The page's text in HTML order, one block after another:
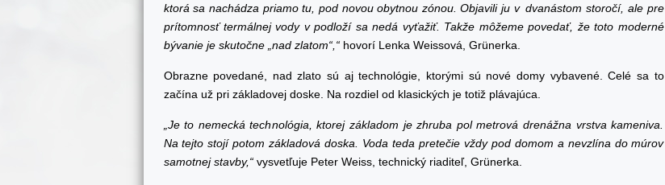
ktorá sa nachádza priamo tu, pod novou obytnou zónou. Objavili ju v dvanástom storočí, ale pre
prítomnosť termálnej vody v podloží sa nedá vyťažiť. Takže môžeme povedať, že toto moderné
bývanie je skutočne „nad zlatom“,“hovorí Lenka Weissová, Grünerka.
Obrazne povedané, nad zlato sú aj technológie, ktorými sú nové domy vybavené. Celé sa to
začína už pri základovej doske. Na rozdiel od klasických je totiž plávajúca.
„Je to nemecká technológia, ktorej základom je zhruba pol metrová drenážna vrstva kameniva.
Na tejto stojí potom základová doska. Voda teda pretečie vždy pod domom a nevzlína do múrov
samotnej stavby,“vysvetľuje Peter Weiss, technický riaditeľ, Grünerka.